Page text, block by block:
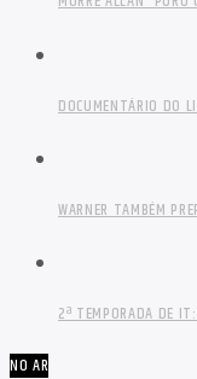
DOCUMENTÁRIO DO
WARNER TAMBÉM
2ª TEMPORADA DE
NO AR